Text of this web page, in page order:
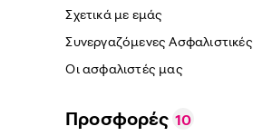
Σχετικά με εμάς
Συνεργαζόμενες Ασφαλιστικές
Οι ασφαλιστές μας
Προσφορές 10